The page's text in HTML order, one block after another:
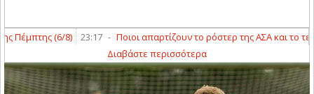
(6/8) 23:17 - Ποιοι απαρτίζουν το ρόστερ της ΑΣΑ και το
Διαβάστε περισσότερα